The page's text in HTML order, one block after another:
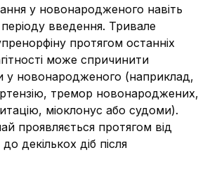
у новонародженого навіть
періоду введення. Тривале
протягом останніх
може спричинити
у новонародженого (наприклад,
тремор новонароджених,
міоклонус або судоми).
проявляється протягом від
декількох діб після